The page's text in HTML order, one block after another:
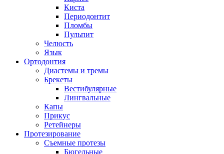
Киста
Периодонтит
Пломбы
Пульпит
Челюсть
Язык
Ортодонтия
Диастемы и тремы
Брекеты
Вестибулярные
Лингвальные
Капы
Прикус
Ретейнеры
Протезирование
Съемные протезы
Бюгельные